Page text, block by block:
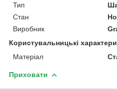
Тип
Стан
Виробник
Користувальницькі
Матеріал
Приховати